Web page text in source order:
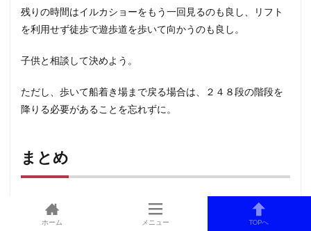
残りの時間はイルカショーをもう一回見るのも良し、リフト
を利用せず徒歩で遊歩道を歩いて向かうのも良し。
子供と相談して決めよう。
ただし、歩いて船着き場まで戻る場合は、２４８段の階段を
降りる必要があることを忘れずに。
まとめ
９時の始発の船にのって１４時２０分頃に戻ってくるイルカ
島の旅。
ホーム メニュー TOPへ